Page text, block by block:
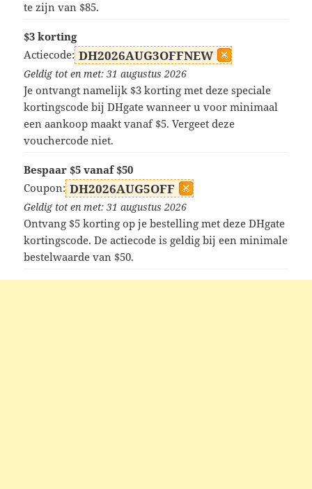
te zijn van $85.
$3 korting
Actiecode: DH2026AUG3OFFNEW
Geldig tot en met: 31 augustus 2026
Je ontvangt namelijk $3 korting met deze speciale
kortingscode bij DHgate wanneer u voor minimaal
een aankoop maakt vanaf $5. Vergeet deze
vouchercode niet.
Bespaar $5 vanaf $50
Coupon: DH2026AUG5OFF
Geldig tot en met: 31 augustus 2026
Ontvang $5 korting op je bestelling met deze DHgate
kortingscode. De actiecode is geldig bij een minimale
bestelwaarde van $50.